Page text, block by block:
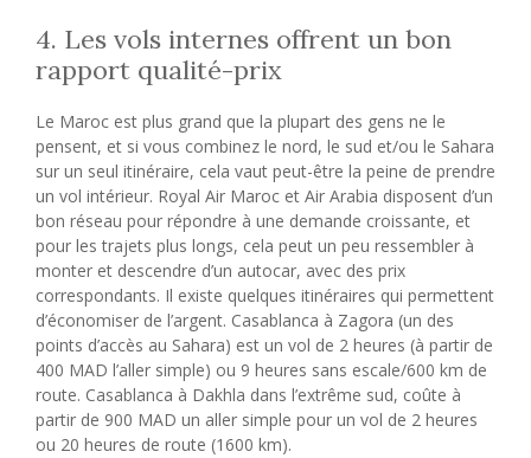
4. Les vols internes offrent un bon
rapport qualité-prix
Le Maroc est plus grand que la plupart des gens ne le
pensent, et si vous combinez le nord, le sud et/ou le Sahara
sur un seul itinéraire, cela vaut peut-être la peine de prendre
un vol intérieur. Royal Air Maroc et Air Arabia disposent d’un
bon réseau pour répondre à une demande croissante, et
pour les trajets plus longs, cela peut un peu ressembler à
monter et descendre d’un autocar, avec des prix
correspondants. Il existe quelques itinéraires qui permettent
d’économiser de l’argent. Casablanca à Zagora (un des
points d’accès au Sahara) est un vol de 2 heures (à partir de
400 MAD l’aller simple) ou 9 heures sans escale/600 km de
route. Casablanca à Dakhla dans l’extrême sud, coûte à
partir de 900 MAD un aller simple pour un vol de 2 heures
ou 20 heures de route (1600 km).